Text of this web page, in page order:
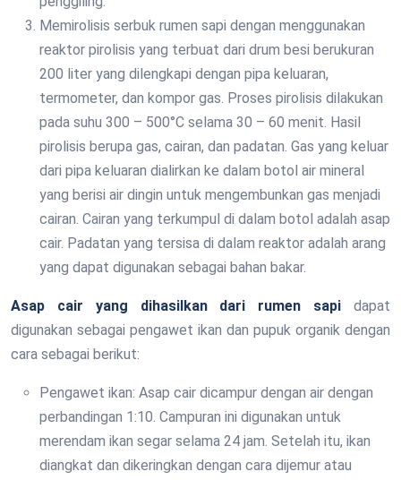
Memirolisis serbuk rumen sapi dengan menggunakan
reaktor pirolisis yang terbuat dari drum besi berukuran
200 liter yang dilengkapi dengan pipa keluaran,
termometer, dan kompor gas. Proses pirolisis dilakukan
pada suhu 300 – 500°C selama 30 – 60 menit. Hasil
pirolisis berupa gas, cairan, dan padatan. Gas yang keluar
dari pipa keluaran dialirkan ke dalam botol air mineral
yang berisi air dingin untuk mengembunkan gas menjadi
cairan. Cairan yang terkumpul di dalam botol adalah asap
cair. Padatan yang tersisa di dalam reaktor adalah arang
yang dapat digunakan sebagai bahan bakar.
Asap cair yang dihasilkan dari rumen sapi dapat
digunakan sebagai pengawet ikan dan pupuk organik dengan
cara sebagai berikut:
Pengawet ikan: Asap cair dicampur dengan air dengan
perbandingan 1:10. Campuran ini digunakan untuk
merendam ikan segar selama 24 jam. Setelah itu, ikan
diangkat dan dikeringkan dengan cara dijemur atau